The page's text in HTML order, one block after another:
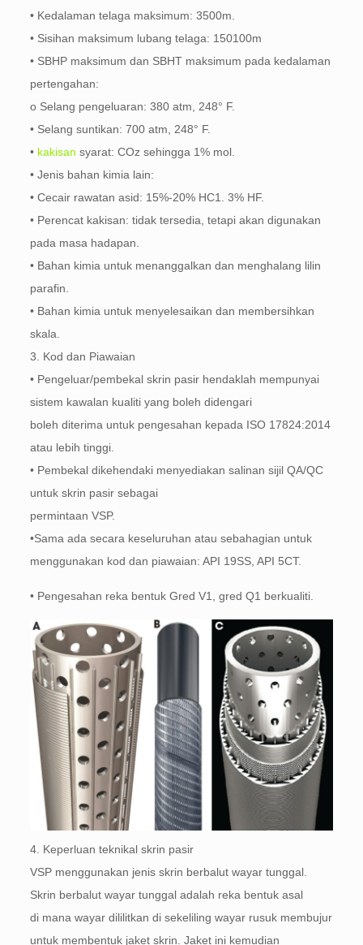
• Kedalaman telaga maksimum: 3500m.
• Sisihan maksimum lubang telaga: 150100m
• SBHP maksimum dan SBHT maksimum pada kedalaman
pertengahan:
o Selang pengeluaran: 380 atm, 248° F.
• Selang suntikan: 700 atm, 248° F.
• kakisan syarat: COz sehingga 1% mol.
• Jenis bahan kimia lain:
• Cecair rawatan asid: 15%-20% HC1. 3% HF.
• Perencat kakisan: tidak tersedia, tetapi akan digunakan
pada masa hadapan.
• Bahan kimia untuk menanggalkan dan menghalang lilin
parafin.
• Bahan kimia untuk menyelesaikan dan membersihkan
skala.
3. Kod dan Piawaian
• Pengeluar/pembekal skrin pasir hendaklah mempunyai
sistem kawalan kualiti yang boleh didengari
boleh diterima untuk pengesahan kepada ISO 17824:2014
atau lebih tinggi.
• Pembekal dikehendaki menyediakan salinan sijil QA/QC
untuk skrin pasir sebagai
permintaan VSP.
•Sama ada secara keseluruhan atau sebahagian untuk
menggunakan kod dan piawaian: API 19SS, API 5CT.
• Pengesahan reka bentuk Gred V1, gred Q1 berkualiti.
4. Keperluan teknikal skrin pasir
VSP menggunakan jenis skrin berbalut wayar tunggal.
Skrin berbalut wayar tunggal adalah reka bentuk asal
di mana wayar dililitkan di sekeliling wayar rusuk membujur
untuk membentuk jaket skrin. Jaket ini kemudian